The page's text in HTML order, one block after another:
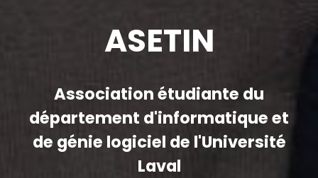
ASETIN
Association étudiante du
département d'informatique et
de génie logiciel de l'Université
Laval